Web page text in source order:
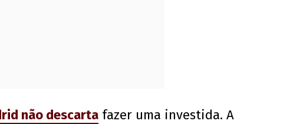
não descarta fazer uma investida. A